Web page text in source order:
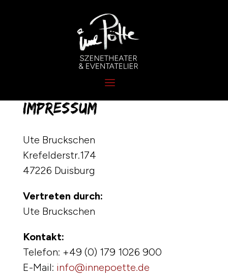
Impressum
Ute Bruckschen
Krefelderstr.174
47226 Duisburg
Vertreten durch:
Ute Bruckschen
Kontakt:
Telefon: +49 (0) 179 1026 900
E-Mail: info@innepoette.de